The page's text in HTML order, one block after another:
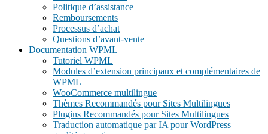
Politique d’assistance
Remboursements
Processus d’achat
Questions d’avant-vente
Documentation WPML
Tutoriel WPML
Modules d’extension principaux et complémentaires de
WPML
WooCommerce multilingue
Thèmes Recommandés pour Sites Multilingues
Plugins Recommandés pour Sites Multilingues
Traduction automatique par IA pour WordPress –